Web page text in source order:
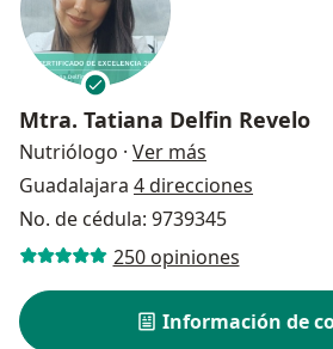
Mtra. Tatiana Delfin Revelo
Nutriólogo · Ver más
Guadalajara 4 direcciones
No. de cédula: 9739345
250 opiniones
Información de